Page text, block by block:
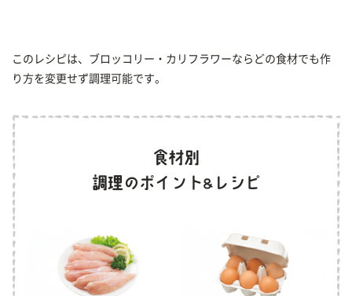
このレシピは、ブロッコリー・カリフラワーならどの食材でも作
り方を変更せず調理可能です。